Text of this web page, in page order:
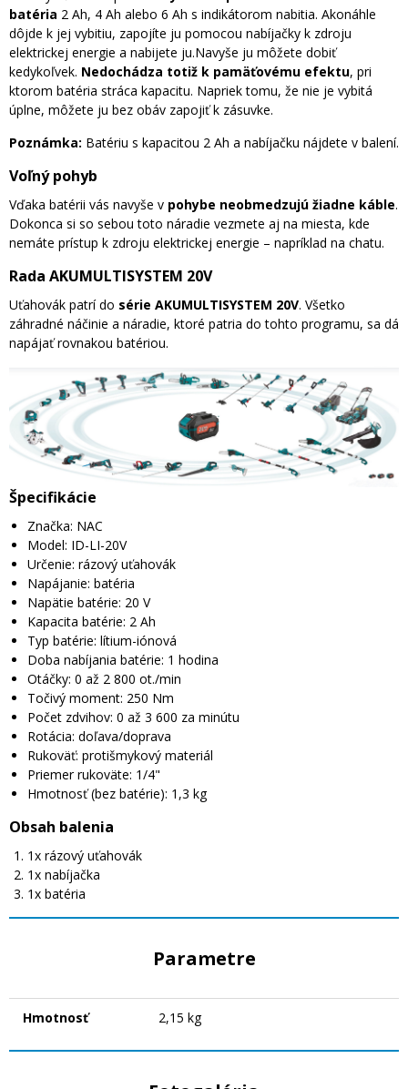
batéria 2 Ah, 4 Ah alebo 6 Ah s indikátorom nabitia. Akonáhle
dôjde k jej vybitiu, zapojíte ju pomocou nabíjačky k zdroju
elektrickej energie a nabijete ju.Navyše ju môžete dobiť
kedykoľvek. Nedochádza totiž k pamäťovému efektu, pri
ktorom batéria stráca kapacitu. Napriek tomu, že nie je vybitá
úplne, môžete ju bez obáv zapojiť k zásuvke.
Poznámka: Batériu s kapacitou 2 Ah a nabíjačku nájdete v balení.
Voľný pohyb
Vďaka batérii vás navyše v pohybe neobmedzujú žiadne káble.
Dokonca si so sebou toto náradie vezmete aj na miesta, kde
nemáte prístup k zdroju elektrickej energie – napríklad na chatu.
Rada AKUMULTISYSTEM 20V
Uťahovák patrí do série AKUMULTISYSTEM 20V. Všetko
záhradné náčinie a náradie, ktoré patria do tohto programu, sa dá
napájať rovnakou batériou.
Špecifikácie
Značka: NAC
Model: ID-LI-20V
Určenie: rázový uťahovák
Napájanie: batéria
Napätie batérie: 20 V
Kapacita batérie: 2 Ah
Typ batérie: lítium-iónová
Doba nabíjania batérie: 1 hodina
Otáčky: 0 až 2 800 ot./min
Točivý moment: 250 Nm
Počet zdvihov: 0 až 3 600 za minútu
Rotácia: doľava/doprava
Rukoväť: protišmykový materiál
Priemer rukoväte: 1/4"
Hmotnosť (bez batérie): 1,3 kg
Obsah balenia
1x rázový uťahovák
1x nabíjačka
1x batéria
Parametre
Hmotnosť 2,15 kg